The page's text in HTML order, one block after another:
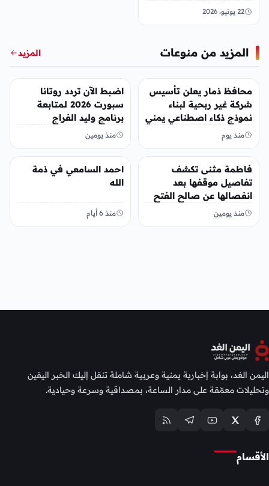
2026
22 يونيو، 2026
المزيد من منوعات المزيد
منوعات
محافظ ذمار يعلن تأسيس
شركة غير ربحية لبناء
نموذج ذكاء اصطناعي يمني
منذ يوم
منوعات
اضبط الآن تردد روتانا
سبورت 2026 لمتابعة
برنامج وليد الفراج
منذ يومين
منوعات
فاطمة مثنى تكشف
تفاصيل موقفها بعد
انفصالها عن صالح الفتح
منذ يومين
منوعات
احمد السامعي في ذمة
الله
منذ 6 أيام
اليمن الغد، بوابة إخبارية يمنية وعربية شاملة تنقل إليك الخبر اليقين
وتحليلات معمّقة على مدار الساعة، بمصداقية وسرعة وحيادية.
الأقسام